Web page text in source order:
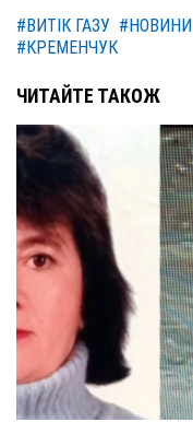
#ВИТІК ГАЗУ #НОВИНИ
#КРЕМЕНЧУК
ЧИТАЙТЕ ТАКОЖ